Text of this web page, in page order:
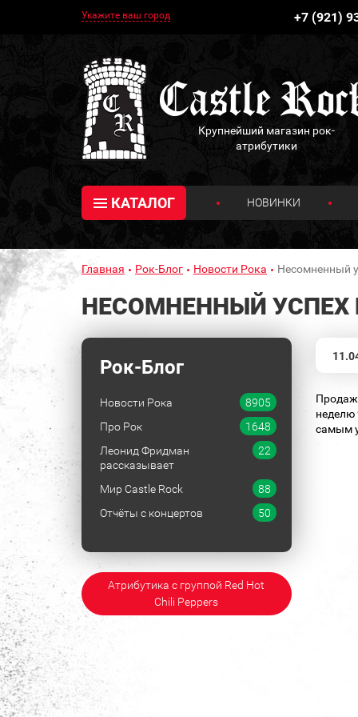
Укажите ваш город +7 (921)
Крупнейший магазин рок-
атрибутики
КАТАЛОГ НОВИНКИ
Главная Рок-Блог Новости Рока Несомненный
НЕСОМНЕННЫЙ УСПЕХ
Рок-Блог
Новости Рока
8905
Про Рок
1648
Леонид Фридман
рассказывает
22
Мир Castle Rock
88
Отчёты с концертов
50
Атрибутика с группой Red Hot
Chili Peppers
неделю
самым